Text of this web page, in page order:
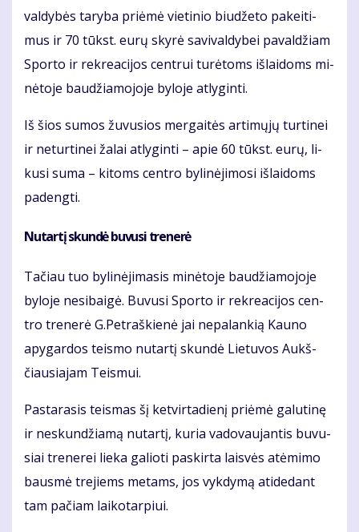
val­dy­bės ta­ry­ba pri­ėmė vie­ti­nio biu­dže­to pa­kei­ti­
mus ir 70 tūkst. eu­rų sky­rė sa­vi­val­dy­bei pa­val­džiam
Spor­to ir rek­re­a­ci­jos cen­trui tu­rė­toms iš­lai­doms mi­
nė­to­je bau­džia­mo­jo­je by­lo­je at­ly­gin­ti.
Iš šios su­mos žu­vu­sios mer­gai­tės ar­ti­mų­jų tur­ti­nei
ir ne­tur­ti­nei ža­lai at­ly­gin­ti – apie 60 tūkst. eu­rų, li­
ku­si su­ma – ki­toms cen­tro by­li­nė­ji­mo­si iš­lai­doms
pa­deng­ti.
Nu­tar­tį skun­dė bu­vu­si tre­ne­rė
Ta­čiau tuo by­li­nė­ji­ma­sis mi­nė­to­je bau­džia­mo­jo­je
by­lo­je ne­si­bai­gė. Bu­vu­si Spor­to ir rek­re­a­ci­jos cen­
tro tre­ne­rė G.Pet­raš­kie­nė jai ne­pa­lan­kią Kau­no
apy­gar­dos teis­mo nu­tar­tį skun­dė Lie­tu­vos Aukš­
čiau­sia­jam Teis­mui.
Pas­ta­ra­sis teis­mas šį ket­vir­ta­die­nį pri­ėmė ga­lu­ti­nę
ir ne­skun­džia­mą nu­tar­tį, ku­ria va­do­vau­jan­tis bu­vu­
siai tre­ne­rei lie­ka ga­lio­ti pa­skir­ta lais­vės at­ėmi­mo
baus­mė tre­jiems me­tams, jos vyk­dy­mą ati­de­dant
tam pa­čiam lai­ko­tar­piui.